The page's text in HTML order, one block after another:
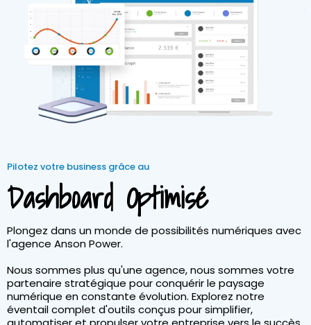
Pilotez votre business grâce au
Dashboard Optimisé
Plongez dans un monde de possibilités numériques avec
l'agence Anson Power.
Nous sommes plus qu'une agence, nous sommes votre
partenaire stratégique pour conquérir le paysage
numérique en constante évolution. Explorez notre
éventail complet d'outils conçus pour simplifier,